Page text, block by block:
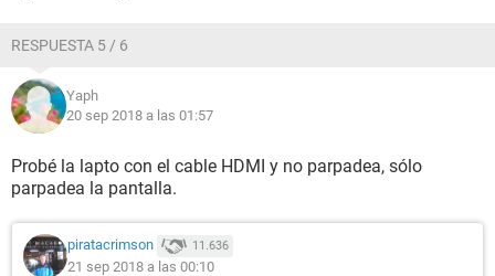
RESPUESTA 5 / 6
Yaph
20 sep 2018 a las 01:57
Probé la lapto con el cable HDMI y no parpadea, sólo
parpadea la pantalla.
piratacrimson 11.636
21 sep 2018 a las 00:10